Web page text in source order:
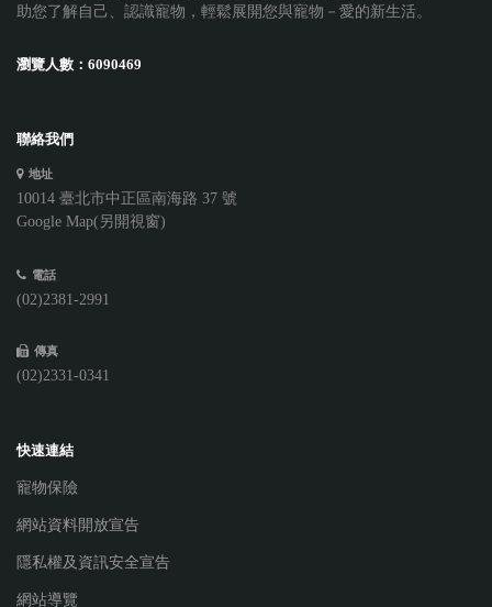
助您了解自己、認識寵物，輕鬆展開您與寵物－愛的新生活。
瀏覽人數： 6090469
聯絡我們
地址
10014 臺北市中正區南海路 37 號
Google Map(另開視窗)
電話
(02)2381-2991
傳真
(02)2331-0341
快速連結
寵物保險
網站資料開放宣告
隱私權及資訊安全宣告
網站導覽